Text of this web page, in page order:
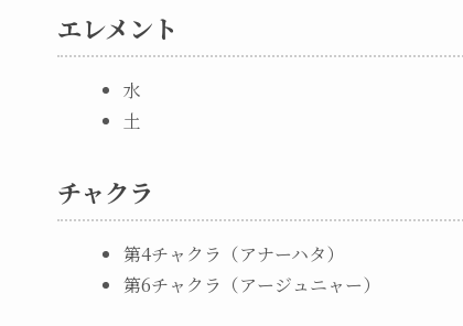
エレメント
水
土
チャクラ
第4チャクラ（アナーハタ）
第6チャクラ（アージュニャー）